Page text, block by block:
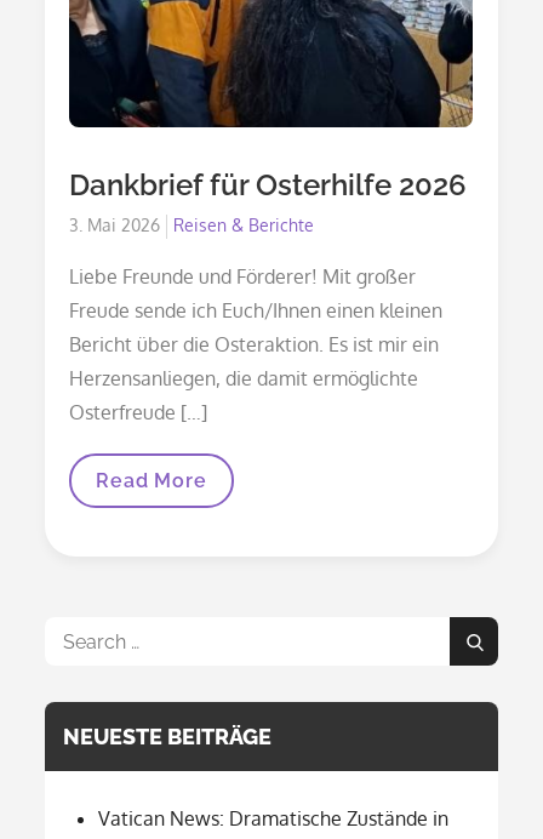
Dankbrief für Osterhilfe 2026
Posted
3. Mai 2026 Reisen & Berichte
Liebe Freunde und Förderer! Mit großer
Freude sende ich Euch/Ihnen einen kleinen
Bericht über die Osteraktion. Es ist mir ein
Herzensanliegen, die damit ermöglichte
Osterfreude […]
Dankbrief
Für
Read More
Search
Search
NEUESTE BEITRÄGE
Vatican News: Dramatische Zustände in